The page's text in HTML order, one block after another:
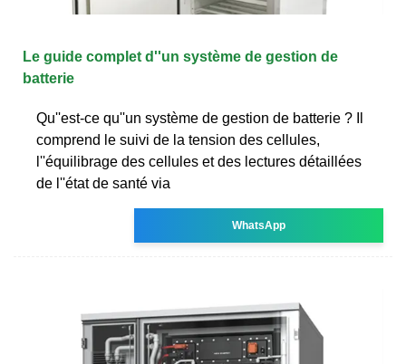
Le guide complet d''un système de gestion de
batterie
Qu''est-ce qu''un système de gestion de batterie ? Il
comprend le suivi de la tension des cellules,
l''équilibrage des cellules et des lectures détaillées
de l''état de santé via
WhatsApp